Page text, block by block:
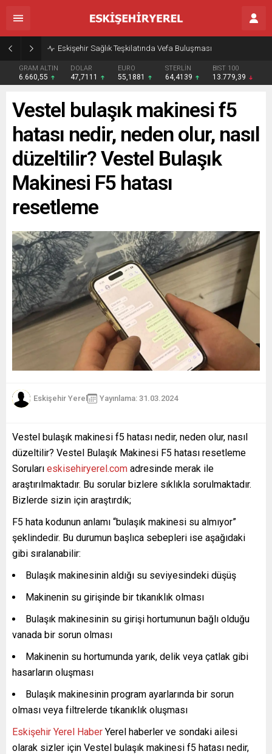
Eskişehir Sağlık Teşkilatında Vefa Buluşması
GRAM ALTIN
6.660,55
DOLAR
47,7111
EURO
55,1881
STERLİN
64,4139
BIST 100
13.779,39
Vestel bulaşık makinesi f5
hatası nedir, neden olur, nasıl
düzeltilir? Vestel Bulaşık
Makinesi F5 hatası
resetleme
Eskişehir Yerel Yayınlama: 31.03.2024
Vestel bulaşık makinesi f5 hatası nedir, neden olur, nasıl
düzeltilir? Vestel Bulaşık Makinesi F5 hatası resetleme
Soruları eskisehiryerel.com adresinde merak ile
araştırılmaktadır. Bu sorular bizlere sıklıkla sorulmaktadır.
Bizlerde sizin için araştırdık;
F5 hata kodunun anlamı “bulaşık makinesi su almıyor”
şeklindedir. Bu durumun başlıca sebepleri ise aşağıdaki
gibi sıralanabilir:
Bulaşık makinesinin aldığı su seviyesindeki düşüş
Makinenin su girişinde bir tıkanıklık olması
Bulaşık makinesinin su girişi hortumunun bağlı olduğu
vanada bir sorun olması
Makinenin su hortumunda yarık, delik veya çatlak gibi
hasarların oluşması
Bulaşık makinesinin program ayarlarında bir sorun
olması veya filtrelerde tıkanıklık oluşması
Eskişehir Yerel Haber Yerel haberler ve sondaki ailesi
olarak sizler için Vestel bulaşık makinesi f5 hatası nedir,